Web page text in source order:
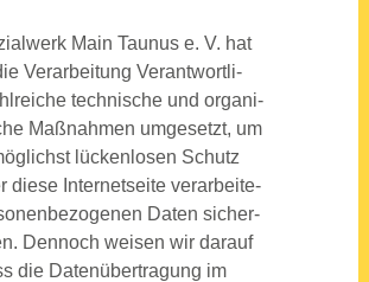
Main Tau­nus e. V. hat
Ver­ar­bei­tung Ver­ant­wort­li­
tech­ni­sche und orga­ni­
Maß­nah­men umge­setzt, um
lücken­lo­sen Schutz
die­se Inter­net­sei­te ver­ar­bei­te­
Daten sicher­
Den­noch wei­sen wir dar­auf
die Daten­über­tra­gung im